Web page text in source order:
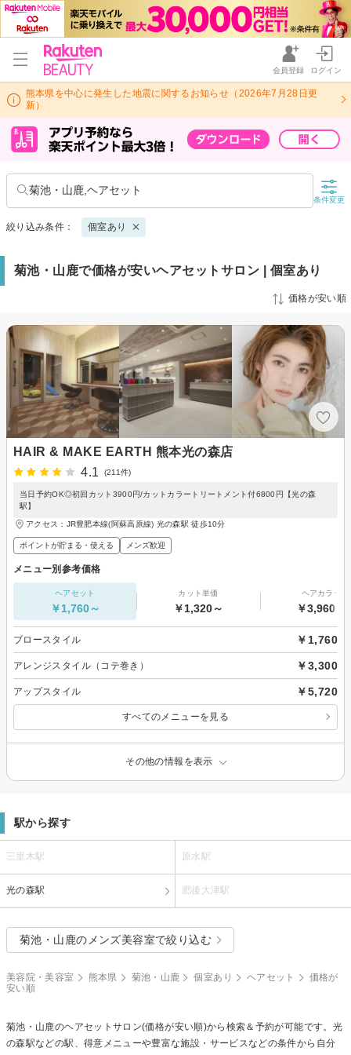
会員登録 ログイン
熊本県を中心に発生した地震に関するお知らせ（2026年7月28日更
新）
菊池・山鹿,ヘアセット
条件変更
絞り込み条件： 個室あり
菊池・山鹿で価格が安いヘアセットサロン | 個室あり
価格が安い順
HAIR & MAKE EARTH 熊本光の森店
4.1
(211件)
当日予約OK◎初回カット3900円/カットカラートリートメント付6800円【光の森
駅】
アクセス：JR豊肥本線(阿蘇高原線) 光の森駅 徒歩10分
ポイントが貯まる・使える メンズ歓迎
メニュー別参考価格
ヘアセット
￥1,760～
カット単価
￥1,320～
ヘアカラー
￥3,960～
ブロースタイル ￥1,760
アレンジスタイル（コテ巻き） ￥3,300
アップスタイル ￥5,720
すべてのメニューを見る
その他の情報を表示
駅から探す
三里木駅 原水駅
光の森駅 肥後大津駅
菊池・山鹿のメンズ美容室で絞り込む
美容院・美容室 熊本県 菊池・山鹿 個室あり ヘアセット
価格が
安い順
菊池・山鹿のヘアセット サロン(価格が安い順)から検索＆予約が可能です。光
の森駅などの駅、得意メニューや豊富な施設・サービスなどの条件から自分